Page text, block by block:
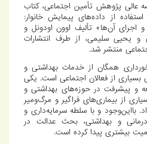
پژوهش تأمین اجتماعی، کتاب
از داده‌های پیمایش خانوار:
اجرای آن‌ها» تألیف اوون اودونل و
و یحیی سلیمی، از طرف انتشارات
منتشر شد.
همگان از خدمات بهداشتی و
از فعالان اجتماعی است. یکی
و پیشرفت در حوزه‌های بهداشتی و
از بیماری‌های فراگیر و مرگ‌ومیر
بااین‌وجود و با سلطه سرمایه‌داری و
و بهداشتی، بحث عدالت در
بیشتری پیدا کرده است.